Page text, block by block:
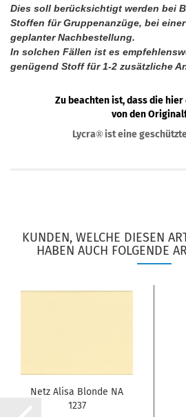
Dies soll berücksichtigt werden bei
Stoffen für Gruppenanzüge, bei
geplanter Nachbestellung.
In solchen Fällen ist es
genügend Stoff für 1-2 zusätzliche
Zu beachten ist, dass die
von den
Lycra® ist eine
KUNDEN, WELCHE DIESEN
HABEN AUCH FOLGENDE
Netz Alisa Blonde NA
1237